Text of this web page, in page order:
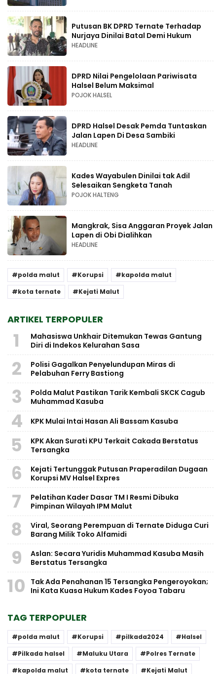
Putusan BK DPRD Ternate Terhadap
Nurjaya Dinilai Batal Demi Hukum
HEADLINE
DPRD Nilai Pengelolaan Pariwisata
Halsel Belum Maksimal
POJOK HALSEL
DPRD Halsel Desak Pemda Tuntaskan
Jalan Lapen Di Desa Sambiki
HEADLINE
Kades Wayabulen Dinilai tak Adil
Selesaikan Sengketa Tanah
POJOK HALTENG
Mangkrak, Sisa Anggaran Proyek Jalan
Lapen di Obi Dialihkan
HEADLINE
polda malut Korupsi
kapolda malut
kota ternate
Kejati Malut
ARTIKEL TERPOPULER
1
Mahasiswa Unkhair Ditemukan Tewas Gantung
Diri di Indekos Kelurahan Sasa
2
Polisi Gagalkan Penyelundupan Miras di
Pelabuhan Ferry Bastiong
3
Polda Malut Pastikan Tarik Kembali SKCK Cagub
Muhammad Kasuba
4 KPK Mulai Intai Hasan Ali Bassam Kasuba
5
KPK Akan Surati KPU Terkait Cakada Berstatus
Tersangka
6
Kejati Tertunggak Putusan Praperadilan Dugaan
Korupsi MV Halsel Expres
7
Pelatihan Kader Dasar TM I Resmi Dibuka
Pimpinan Wilayah IPM Malut
8
Viral, Seorang Perempuan di Ternate Diduga Curi
Barang Milik Toko Alfamidi
9
Aslan: Secara Yuridis Muhammad Kasuba Masih
Berstatus Tersangka
10
Tak Ada Penahanan 15 Tersangka Pengeroyokan;
Ini Kata Kuasa Hukum Kades Foyoa Tabaru
TAG TERPOPULER
polda malut Korupsi pilkada2024
Halsel
Pilkada halsel
Maluku Utara
Polres Ternate
kapolda malut
kota ternate Kejati Malut